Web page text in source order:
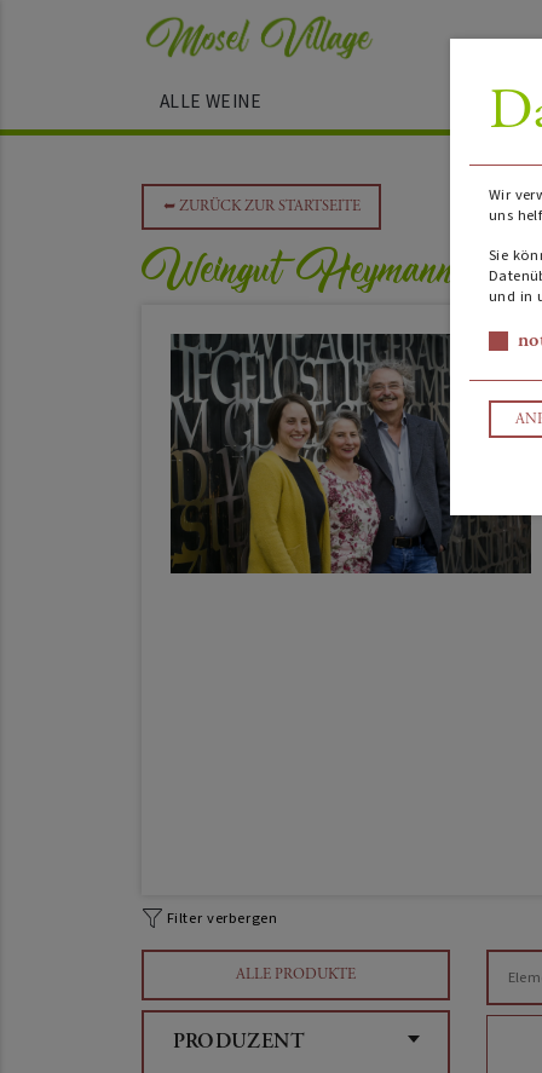
ALLE WEINE
➥ZURÜCK ZUR STARTSEITE
Weingut Heymann-
Filter verbergen
ALLE PRODUKTE
PRODUZENT
Wir
uns
Sie
und in